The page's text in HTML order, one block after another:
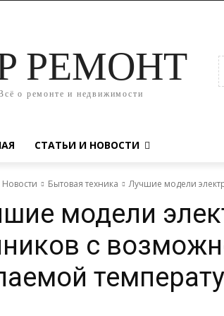
РЕМОНТ
о ремонте и недвижимости
СТАТЬИ И НОВОСТИ
Новости Бытовая техника Лучшие модели
модели
с